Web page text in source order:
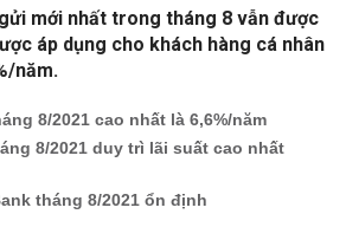
mới nhất trong tháng 8 vẫn được
áp dụng cho khách hàng cá nhân
năm.
8/2021 cao nhất là 6,6%/năm
8/2021 duy trì lãi suất cao nhất
tháng 8/2021 ổn định